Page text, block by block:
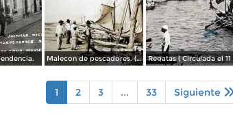
Malecon de pescadores. ( Circulada el 12 de Agosto de 1911 ).
1 2 3 ... 33 Siguiente